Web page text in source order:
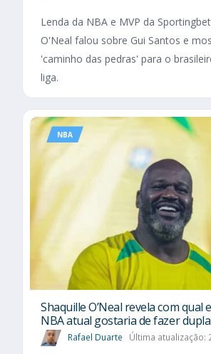
Lenda da NBA e MVP da
O'Neal falou sobre Gui Santos e
'caminho das pedras' para o
liga.
NBA
Shaquille O’Neal revela com qual
NBA atual gostaria de fazer dupla
Rafael Duarte Última atualização: